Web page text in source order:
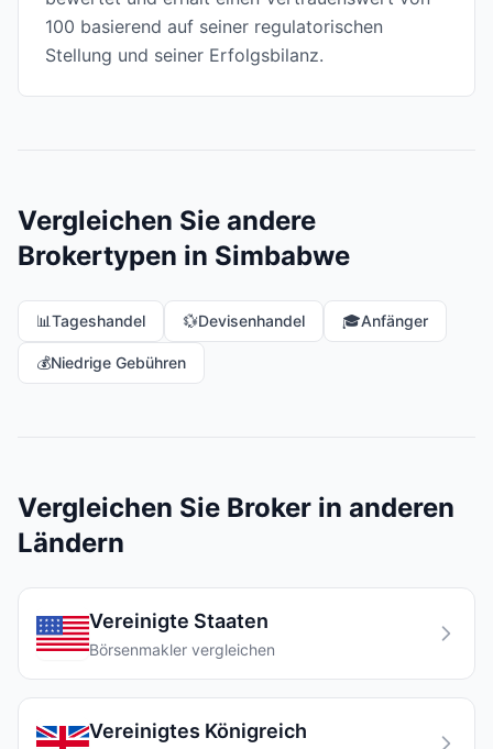
100 basierend auf seiner regulatorischen
Stellung und seiner Erfolgsbilanz.
Vergleichen Sie andere
Brokertypen in Simbabwe
📊Tageshandel 💱Devisenhandel 🎓Anfänger
💰Niedrige Gebühren
Vergleichen Sie Broker in anderen
Ländern
Vereinigte Staaten
Börsenmakler vergleichen
Vereinigtes Königreich